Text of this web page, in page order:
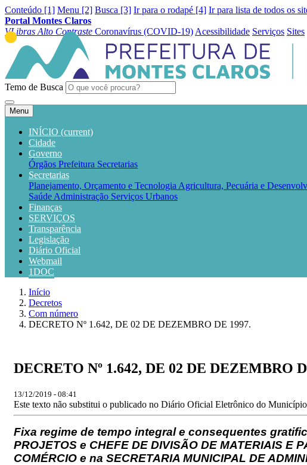
Conteúdo [1] Menu [2] Busca [3] Ir para o rodapé [4] Ir para lista de todos os
Portal Montes Claros
VLibras Alto Contraste Coronavírus (COVID-19) Acessibilidade Serviços Sites
Temo de Busca
Menu
INÍCIO (current)
Cidade
Governo
Órgãos Prefeitura Secretarias
Secretarias
Planejamento, Orçamento e Tecnologia Agricultura, Pecuária e
Saúde Administração Serviços Urbanos
Finanças
SERVIÇOS
Transparência
Legislação
Diário Oficial
Webmail
1DOC
Início
Decretos
Com número
DECRETO Nº 1.642, DE 02 DE DEZEMBRO DE 1997.
DECRETO Nº 1.642, DE 02 DE DEZEMBRO
13/12/2019 - 08:41
Este texto não substitui o publicado no Diário Oficial Eletrônico do
Fixa regime de tempo integral e consequentes
PROJETOS e CHEFE DE DIVISÃO DE MATERIAIS E
COMÉRCIO e na SECRETARIA MUNICIPAL DE